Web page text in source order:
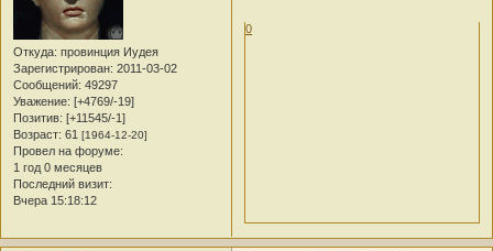
Откуда: провинция Иудея
Зарегистрирован: 2011-03-02
Сообщений: 49297
Уважение: [+4769/-19]
Позитив: [+11545/-1]
Возраст: 61 [1964-12-20]
Провел на форуме:
1 год 0 месяцев
Последний визит:
Вчера 15:18:12
0